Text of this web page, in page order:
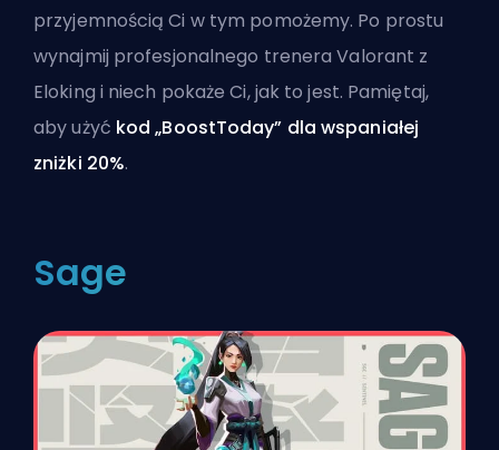
przyjemnością Ci w tym pomożemy. Po prostu
wynajmij profesjonalnego trenera Valorant z
Eloking i niech pokaże Ci, jak to jest. Pamiętaj,
aby użyć kod „BoostToday” dla wspaniałej
zniżki 20%.
Sage